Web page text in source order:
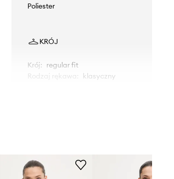
Poliester
KRÓJ
Krój: regular fit
Rodzaj rękawa
klasyczny
Rozmiarówka standardowa
Zalecamy wybór rozmiaru, jaki nosisz